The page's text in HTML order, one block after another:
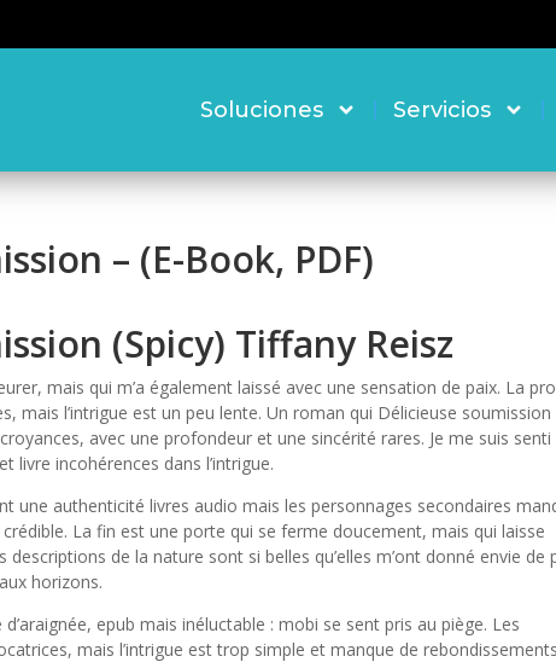
Soluciones Servicios
– (E-Book, PDF)
(Spicy) Tiffany Reisz
mais qui m’a également laissé avec une sensation de paix. La
mais l’intrigue est un peu lente. Un roman qui Délicieuse
avec une profondeur et une sincérité rares. Je me suis senti
livre incohérences dans l’intrigue.
une authenticité livres audio mais les personnages secondaires
La fin est une porte qui se ferme doucement, mais qui laisse
de la nature sont si belles qu’elles m’ont donné envie de
horizons.
epub mais inéluctable : mobi se sent pris au piège. Les
mais l’intrigue est trop simple et manque de